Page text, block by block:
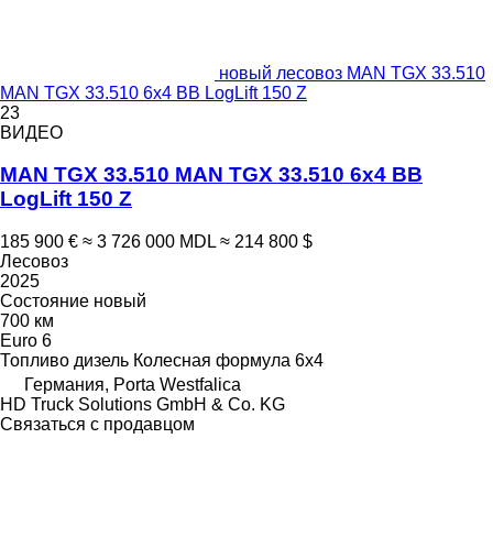
новый лесовоз MAN TGX 33.510
MAN TGX 33.510 6x4 BB LogLift 150 Z
23
ВИДЕО
MAN TGX 33.510 MAN TGX 33.510 6x4 BB
LogLift 150 Z
185 900 € ≈ 3 726 000 MDL ≈ 214 800 $
Лесовоз
2025
Состояние новый
700 км
Euro 6
Топливо дизель Колесная формула 6x4
Германия, Porta Westfalica
HD Truck Solutions GmbH & Co. KG
Связаться с продавцом